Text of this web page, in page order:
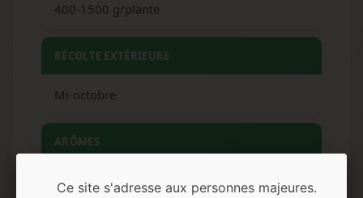
400-1500 g/plante
RÉCOLTE EXTÉRIEURE
Mi-octobre
ARÔMES
Sucré, floral, fruité, citrique
Ce site s'adresse aux personnes majeures.